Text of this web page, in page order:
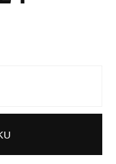
– vydaná čísla 10-12/